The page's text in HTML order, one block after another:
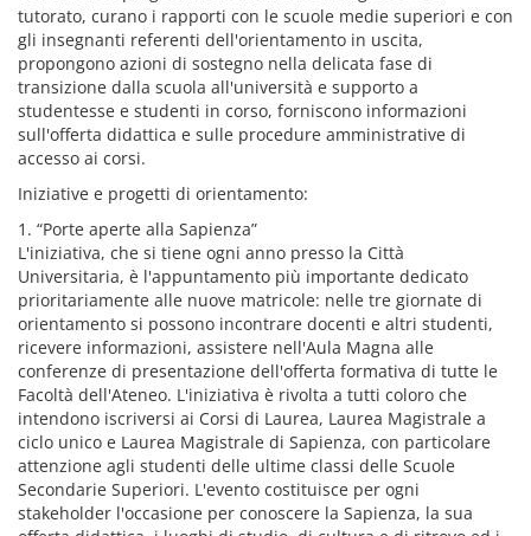
tutorato, curano i rapporti con le scuole medie superiori e con
gli insegnanti referenti dell'orientamento in uscita,
propongono azioni di sostegno nella delicata fase di
transizione dalla scuola all'università e supporto a
studentesse e studenti in corso, forniscono informazioni
sull'offerta didattica e sulle procedure amministrative di
accesso ai corsi.
Iniziative e progetti di orientamento:
1. “Porte aperte alla Sapienza”
L'iniziativa, che si tiene ogni anno presso la Città
Universitaria, è l'appuntamento più importante dedicato
prioritariamente alle nuove matricole: nelle tre giornate di
orientamento si possono incontrare docenti e altri studenti,
ricevere informazioni, assistere nell'Aula Magna alle
conferenze di presentazione dell'offerta formativa di tutte le
Facoltà dell'Ateneo. L'iniziativa è rivolta a tutti coloro che
intendono iscriversi ai Corsi di Laurea, Laurea Magistrale a
ciclo unico e Laurea Magistrale di Sapienza, con particolare
attenzione agli studenti delle ultime classi delle Scuole
Secondarie Superiori. L'evento costituisce per ogni
stakeholder l'occasione per conoscere la Sapienza, la sua